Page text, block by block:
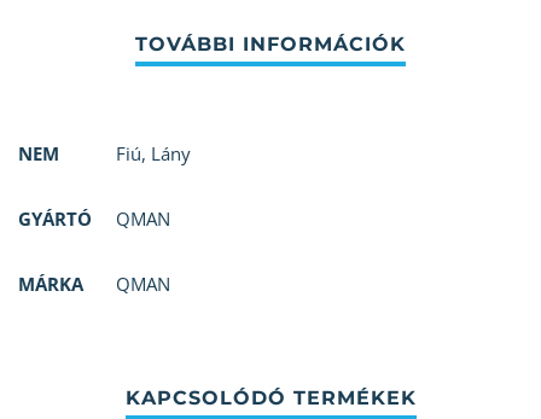
NEM Fiú, Lány
GYÁRTÓ QMAN
MÁRKA QMAN
KAPCSOLÓDÓ TERMÉKEK